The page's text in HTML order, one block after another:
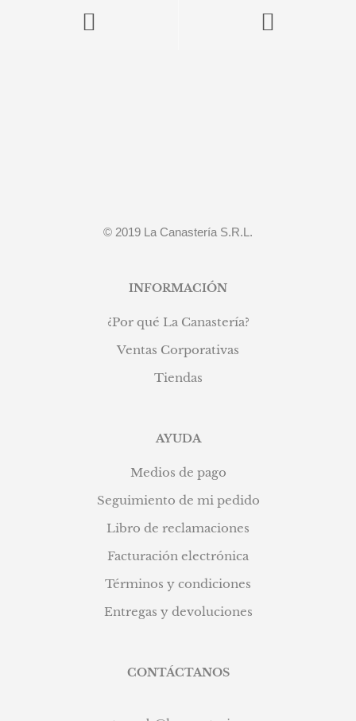
© 2019 La Canastería S.R.L.
INFORMACIÓN
¿Por qué La Canastería?
Ventas Corporativas
Tiendas
AYUDA
Medios de pago
Seguimiento de mi pedido
Libro de reclamaciones
Facturación electrónica
Términos y condiciones
Entregas y devoluciones
CONTÁCTANOS